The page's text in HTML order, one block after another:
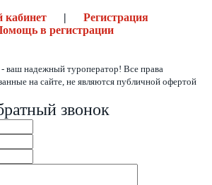
| Регистрация
в регистрации
ваш надежный туроператор! Все права
на сайте, не являются публичной офертой
звонок